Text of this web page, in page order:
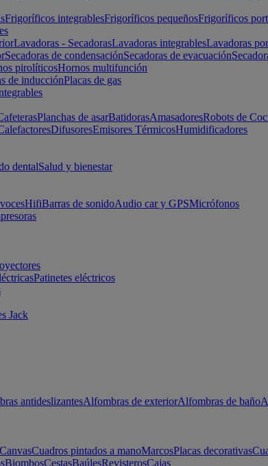
Frigoríficos integrablesFrigoríficos pequeñosFrigoríficos
Lavadoras - SecadorasLavadoras integrablesLavadoras
Secadoras de condensaciónSecadoras de evacuación
pirolíticosHornos multifunción
de inducciónPlacas de gas
Planchas de asarBatidorasAmasadoresRobots de
DifusoresEmisores TérmicosHumidificadores
dentalSalud y bienestar
HifiBarras de sonidoAudio car y GPSMicrófonos
Patinetes eléctricos
Jack
antideslizantesAlfombras de exteriorAlfombras de baño
CanvasCuadros pintados a manoMarcosPlacas decorativas
BiombosCestasBaúlesRevisterosCajas